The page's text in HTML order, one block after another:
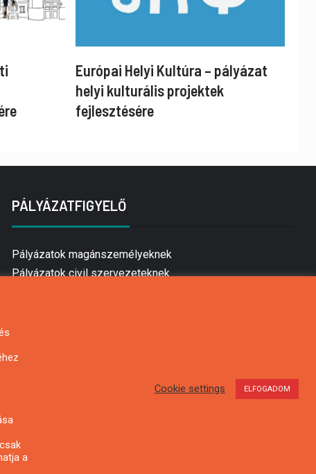
Európai Helyi Kultúra – pályázat
helyi kulturális projektek
fejlesztésére
PÁLYÁZATFIGYELŐ
Pályázatok magánszemélyeknek
Pályázatok civil szervezeteknek
a
Cookie settings ELFOGADOM